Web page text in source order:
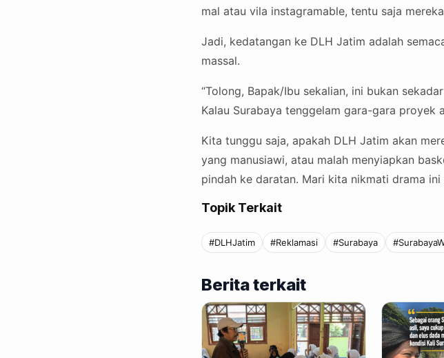
mal atau vila instagramable, tentu saja
Jadi, kedatangan ke DLH Jatim adalah
massal.
“Tolong, Bapak/Ibu sekalian, ini bukan
Kalau Surabaya tenggelam gara-gara proyek
Kita tunggu saja, apakah DLH Jatim akan
yang manusiawi, atau malah menyiapkan
pindah ke daratan. Mari kita nikmati drama
Topik Terkait
#DLHJatim #Reklamasi #Surabaya
Berita terkait